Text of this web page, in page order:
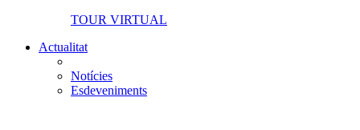
TOUR VIRTUAL
Actualitat
Notícies
Esdeveniments